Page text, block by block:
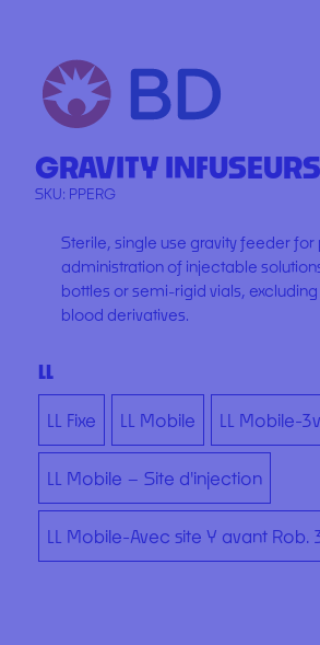
GRAVITY INFUSEURS
SKU: PPERG
Sterile, single use gravity feeder for
administration of injectable
bottles or semi-rigid vials,
blood derivatives.
LL
LL Fixe LL Mobile LL Mobile-
LL Mobile – Site d'injection
LL Mobile-Avec site Y avant Rob.